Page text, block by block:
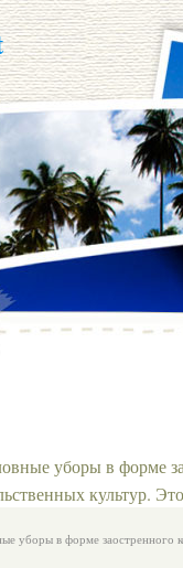
уборы в форме
культур.
уборы в форме заостренного